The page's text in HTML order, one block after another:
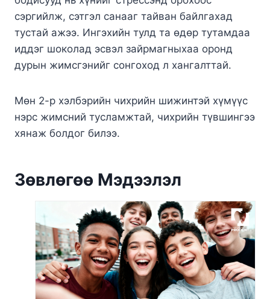
сэргийлж, сэтгэл санааг тайван байлгахад
тустай ажээ. Ингэхийн тулд та өдөр тутамдаа
иддэг шоколад эсвэл зайрмагныхаа оронд
дурын жимсгэнийг сонгоход л хангалттай.
Мөн 2-р хэлбэрийн чихрийн шижинтэй хүмүүс
нэрс жимсний тусламжтай, чихрийн түвшингээ
хянаж болдог билээ.
Зөвлөгөө Мэдээлэл